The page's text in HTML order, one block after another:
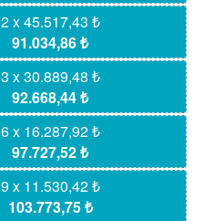
2 x 45.517,43 ₺
91.034,86 ₺
3 x 30.889,48 ₺
92.668,44 ₺
6 x 16.287,92 ₺
97.727,52 ₺
9 x 11.530,42 ₺
103.773,75 ₺